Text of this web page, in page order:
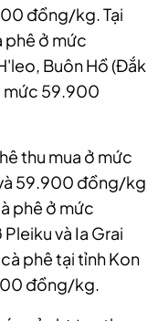
đồng/kg. Tại
phê ở mức
Buôn Hồ (Đắk
mức 59.900
thu mua ở mức
59.900 đồng/kg
phê ở mức
và Ia Grai
phê tại tỉnh Kon
đồng/kg.